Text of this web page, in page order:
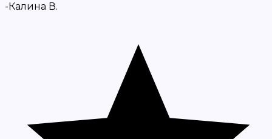
-Калина В.